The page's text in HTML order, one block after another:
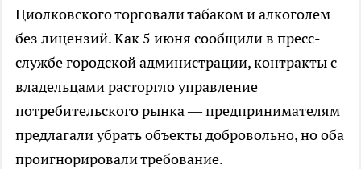
Циолковского торговали табаком и алкоголем
без лицензий. Как 5 июня сообщили в пресс-
службе городской администрации, контракты с
владельцами расторгло управление
потребительского рынка — предпринимателям
предлагали убрать объекты добровольно, но оба
проигнорировали требование.